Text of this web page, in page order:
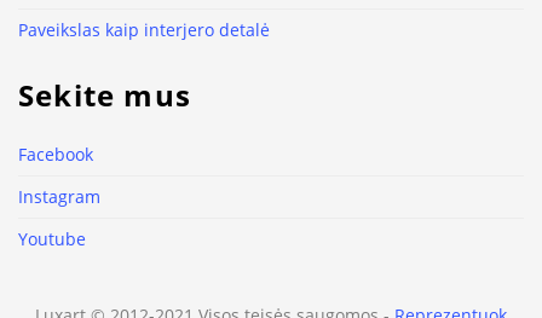
Paveikslas kaip interjero detalė
Sekite mus
Facebook
Instagram
Youtube